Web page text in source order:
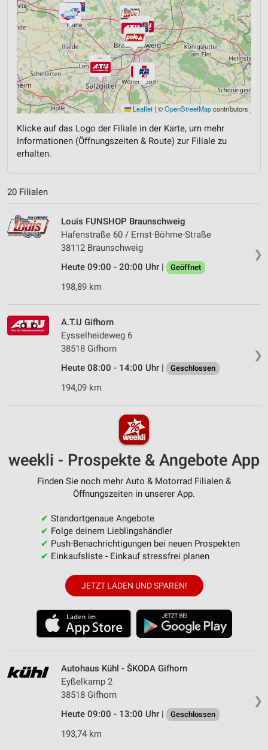
Leaflet | ©OpenStreetMapcontributors
Klicke auf das Logo der Filiale in der Karte, um mehr
Informationen (Öffnungszeiten & Route) zur Filiale zu
erhalten.
20 Filialen
❯
Louis FUNSHOP Braunschweig
Hafenstraße 60 / Ernst-Böhme-Straße
38112 Braunschweig
Heute 09:00 - 20:00 Uhr |
Geöffnet
198,89 km
❯
A.T.U Gifhorn
Eysselheideweg 6
38518 Gifhorn
Heute 08:00 - 14:00 Uhr |
Geschlossen
194,09 km
weekli - Prospekte & Angebote App
Finden Sie noch mehr Auto & Motorrad Filialen &
Öffnungszeiten in unserer App.
✔ Standortgenaue Angebote
✔ Folge deinem Lieblingshändler
✔ Push-Benachrichtigungen bei neuen Prospekten
✔ Einkaufsliste - Einkauf stressfrei planen
JETZT LADEN UND SPAREN!
❯
Autohaus Kühl - ŠKODA Gifhorn
Eyßelkamp 2
38518 Gifhorn
Heute 09:00 - 13:00 Uhr |
Geschlossen
193,74 km